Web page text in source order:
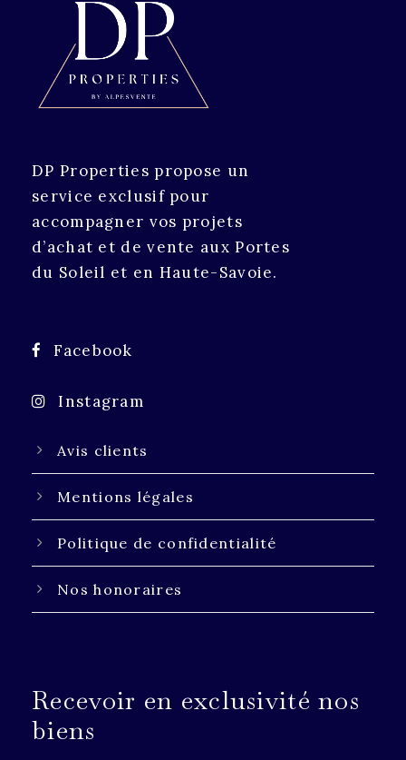
DP Properties propose un
service exclusif pour
accompagner vos projets
d’achat et de vente aux Portes
du Soleil et en Haute-Savoie.
Facebook
Instagram
Avis clients
Mentions légales
Politique de confidentialité
Nos honoraires
Recevoir en exclusivité nos
biens